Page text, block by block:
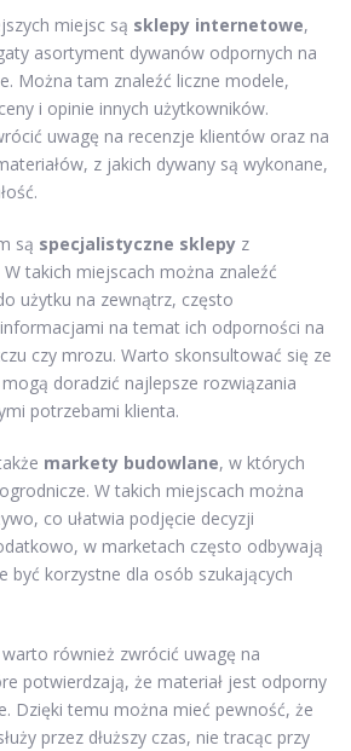
miejsc są sklepy internetowe,
asortyment dywanów odpornych na
Można tam znaleźć liczne modele,
i opinie innych użytkowników.
uwagę na recenzje klientów oraz na
z jakich dywany są wykonane,
są specjalistyczne sklepy z
takich miejscach można znaleźć
użytku na zewnątrz, często
na temat ich odporności na
czy mrozu. Warto skonsultować się ze
doradzić najlepsze rozwiązania
potrzebami klienta.
markety budowlane, w których
W takich miejscach można
co ułatwia podjęcie decyzji
w marketach często odbywają
być korzystne dla osób szukających
również zwrócić uwagę na
potwierdzają, że materiał jest odporny
Dzięki temu można mieć pewność, że
przez dłuższy czas, nie tracąc przy